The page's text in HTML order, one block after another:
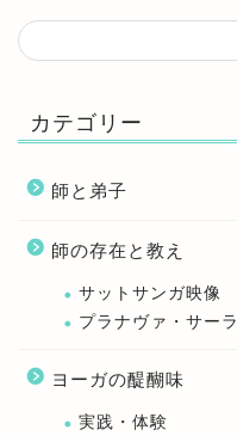
カテゴリー
師と弟子
師の存在と教え
サットサンガ映像
プラナヴァ・サーラ
ヨーガの醍醐味
実践・体験